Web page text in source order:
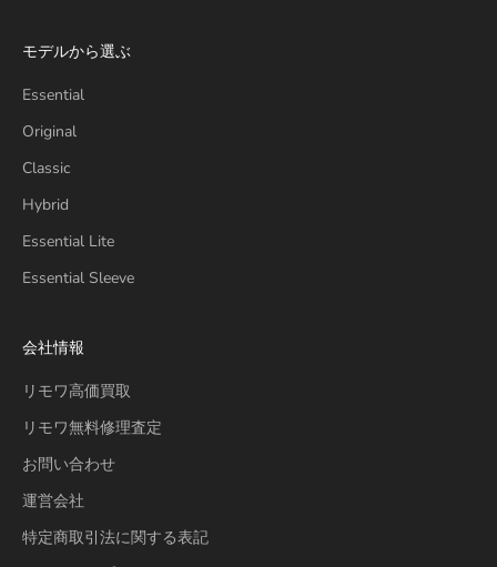
モデルから選ぶ
Essential
Original
Classic
Hybrid
Essential Lite
Essential Sleeve
会社情報
リモワ高価買取
リモワ無料修理査定
お問い合わせ
運営会社
特定商取引法に関する表記